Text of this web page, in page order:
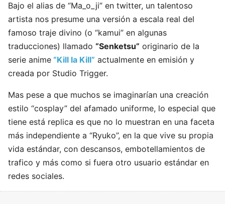
Bajo el alias de “Ma_o_ji” en twitter, un talentoso
artista nos presume una versión a escala real del
famoso traje divino (o “kamui” en algunas
traducciones) llamado “Senketsu” originario de la
serie anime “Kill la Kill” actualmente en emisión y
creada por Studio Trigger.
Mas pese a que muchos se imaginarían una creación
estilo “cosplay” del afamado uniforme, lo especial que
tiene está replica es que no lo muestran en una faceta
más independiente a “Ryuko”, en la que vive su propia
vida estándar, con descansos, embotellamientos de
trafico y más como si fuera otro usuario estándar en
redes sociales.